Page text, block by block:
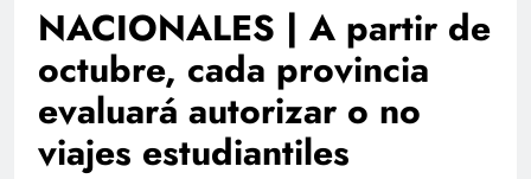
NACIONALES | A partir de
octubre, cada provincia
evaluará autorizar o no
viajes estudiantiles